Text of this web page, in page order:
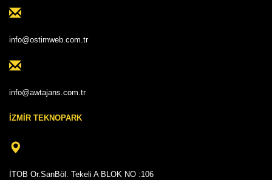
info@ostimweb.com.tr
info@awtajans.com.tr
İZMİR TEKNOPARK
İTOB Or.SanBöl. Tekeli A BLOK NO :106